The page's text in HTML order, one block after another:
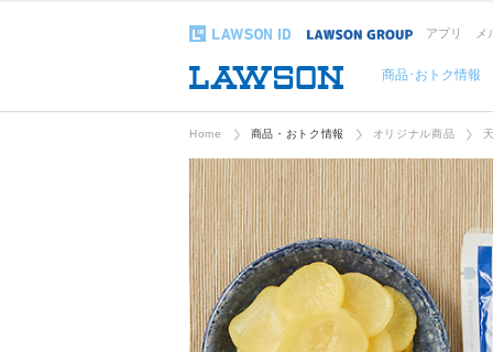
アプリ メ
商品･おトク情報
Home 商品・おトク情報 オリジナル商品